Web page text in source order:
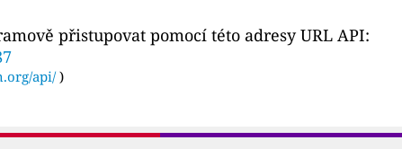
přistupovat pomocí této adresy URL API:
api/)